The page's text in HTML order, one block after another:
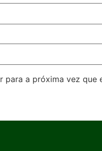
para a próxima vez que